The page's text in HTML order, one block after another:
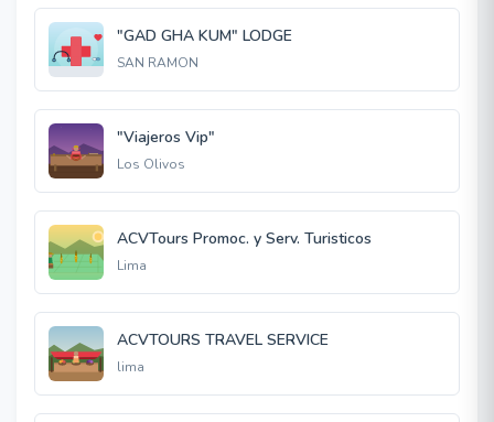
"GAD GHA KUM" LODGE
SAN RAMON
"Viajeros Vip"
Los Olivos
ACVTours Promoc. y Serv. Turisticos
Lima
ACVTOURS TRAVEL SERVICE
lima